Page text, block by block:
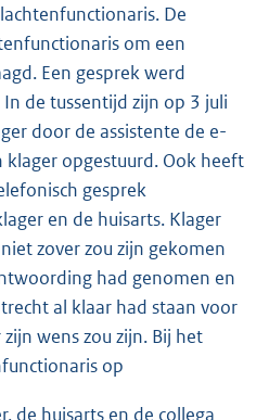
De
om een
Een gesprek werd
de tussentijd zijn op 3 juli
door de assistente de e-
opgestuurd. Ook heeft
gesprek
en de huisarts. Klager
zover zou zijn gekomen
had genomen en
al klaar had staan voor
wens zou zijn. Bij het
op
de huisarts en de collega